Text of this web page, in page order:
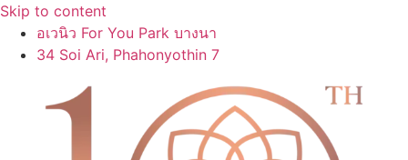
Skip to content
อเวนิว For You Park บางนา
34 Soi Ari, Phahonyothin 7